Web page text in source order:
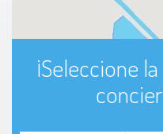
¡Seleccione